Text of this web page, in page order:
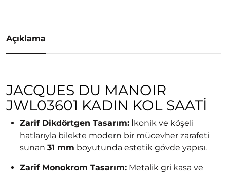
Açıklama
JACQUES DU MANOIR
JWL03601 KADIN KOL SAATI
Zarif Dikdörtgen Tasarım: İkonik ve köşeli
hatlarıyla bilekte modern bir mücevher zarafeti
sunan31 mm boyutunda estetik gövde yapısı.
Zarif Monokrom Tasarım: Metalik gri kasa ve